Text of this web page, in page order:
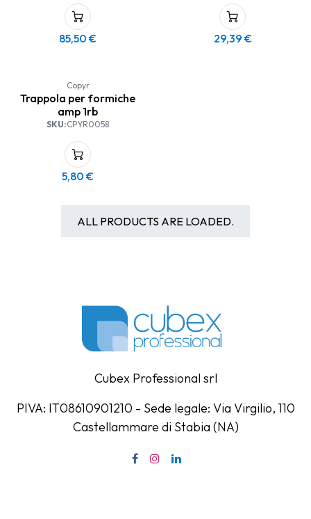
Pannello adesivo collante per
la cattura di insetti volanti
da usare in combinazione con
la trappola elettroluminosa
85,50 €
Pannello adesivo collante per
la cattura di insetti volanti
da usare in combinazione con
la trappola elettroluminosa
29,39 €
Copyr
Trappola per formiche
amp 1rb
SKU:CPYR0058
5,80 €
ALL PRODUCTS ARE LOADED.
Cubex Professional srl
PIVA: IT08610901210 - Sede legale: Via Virgilio, 110
Castellammare di Stabia (NA)